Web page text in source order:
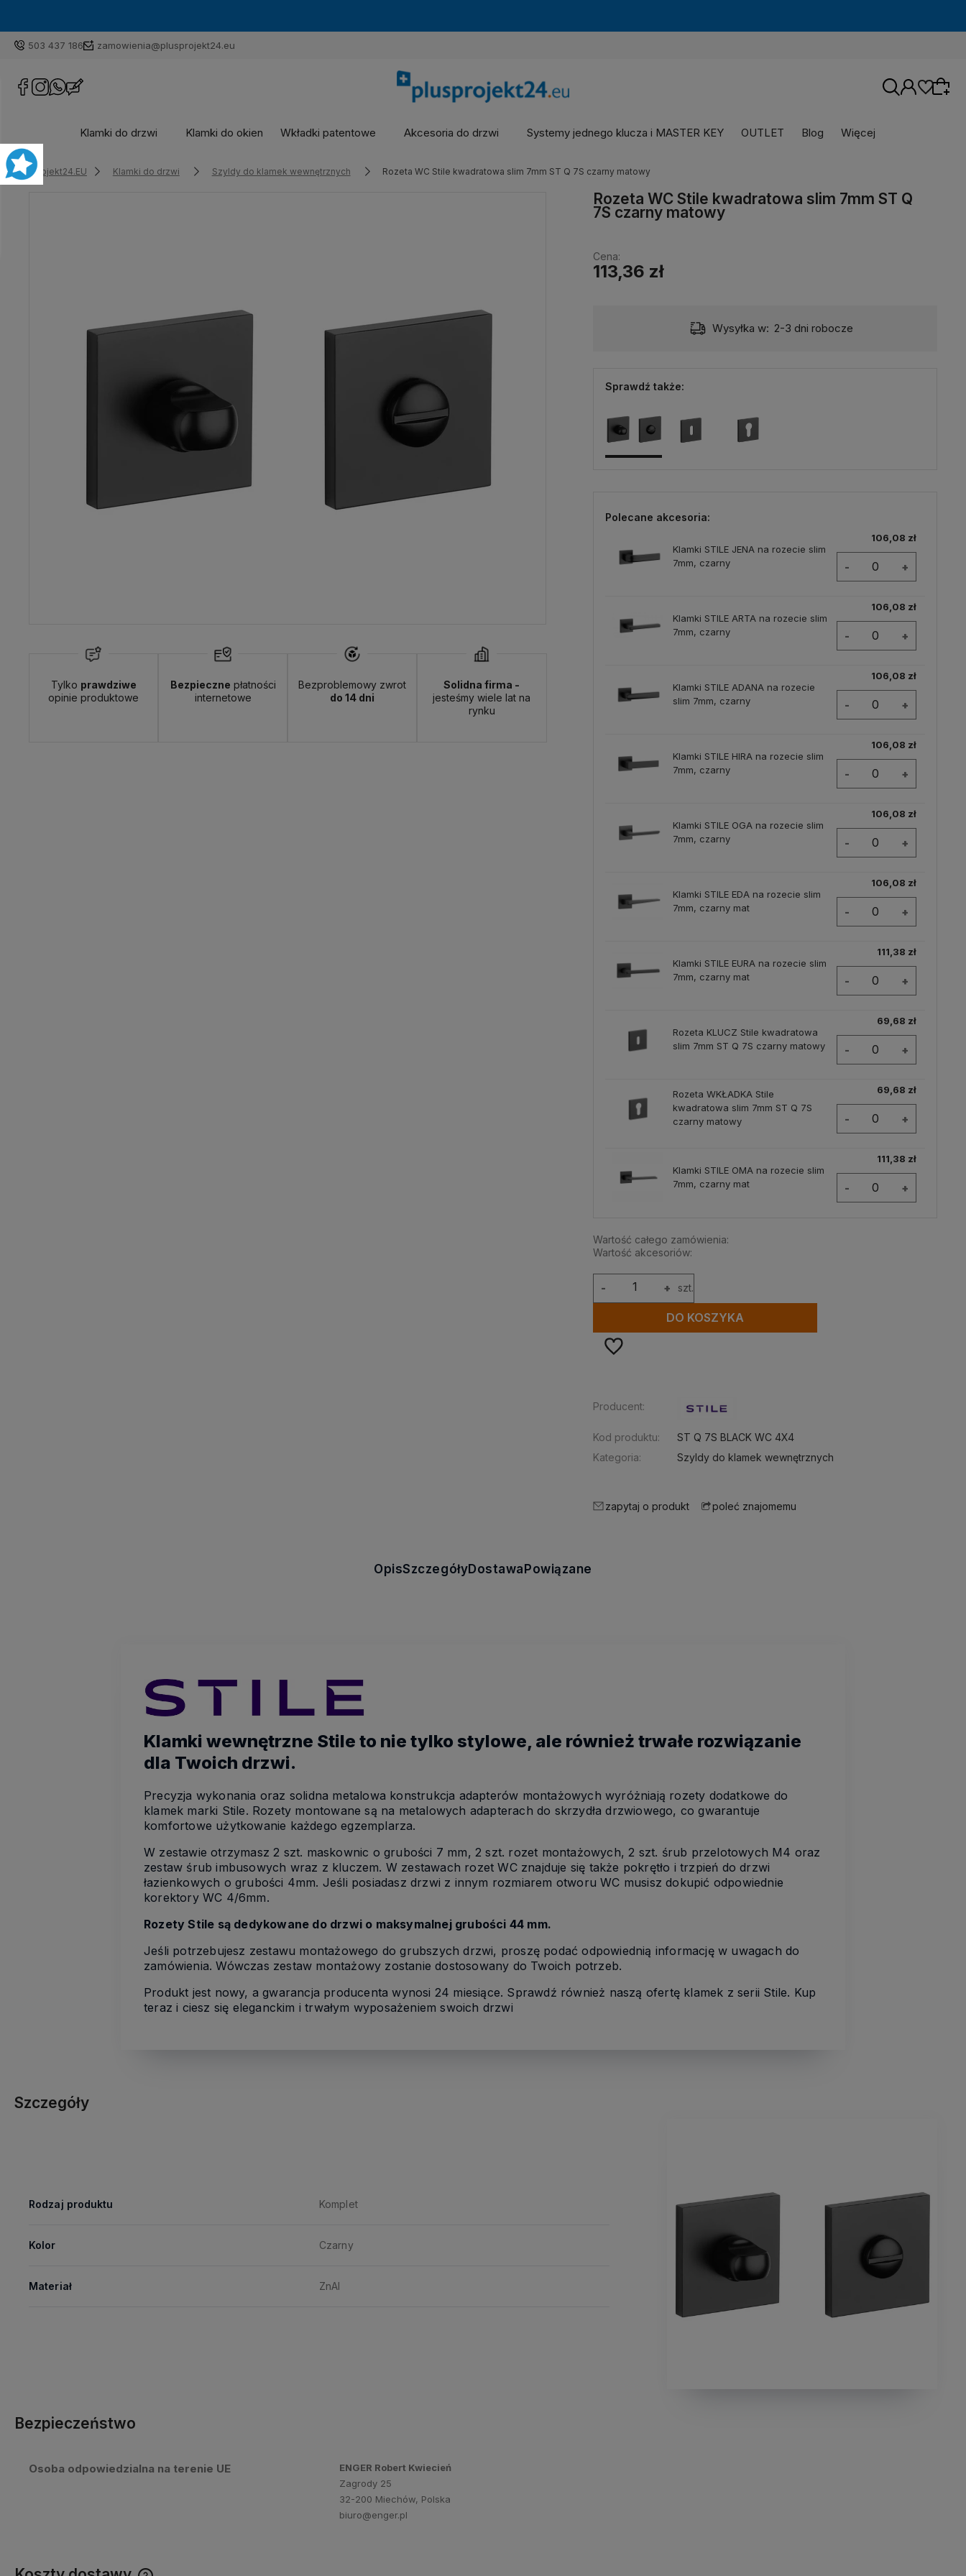
503 437 186 zamowienia@plusprojekt24.eu
Klamki do drzwi Klamki do okien Wkładki patentowe Akcesoria do drzwi Systemy jednego klucza i MASTER KEY OUTLET Blog Więcej
Plusprojekt24.EU Klamki do drzwi Szyldy do klamek wewnętrznych Rozeta WC Stile kwadratowa slim 7mm ST Q 7S czarny matowy
Tylko prawdziwe
opinie produktowe
Bezpieczne płatności
internetowe
Bezproblemowy zwrot
do 14 dni
Solidna firma -
jesteśmy wiele lat na
rynku
Rozeta WC Stile kwadratowa slim 7mm ST Q
7S czarny matowy
Cena:
113,36 zł
Dostępność: Duża ilość Wysyłka w: Dostawa: od 13,99 zł - Paczkomat InPost
Sprawdź także:
Polecane akcesoria:
Klamki STILE JENA na rozecie slim
7mm, czarny
106,08 zł
- +
Klamki STILE ARTA na rozecie slim
7mm, czarny
106,08 zł
- +
Klamki STILE ADANA na rozecie
slim 7mm, czarny
106,08 zł
- +
Klamki STILE HIRA na rozecie slim
7mm, czarny
106,08 zł
- +
Klamki STILE OGA na rozecie slim
7mm, czarny
106,08 zł
- +
Klamki STILE EDA na rozecie slim
7mm, czarny mat
106,08 zł
- +
Klamki STILE EURA na rozecie slim
7mm, czarny mat
111,38 zł
- +
Rozeta KLUCZ Stile kwadratowa
slim 7mm ST Q 7S czarny matowy
69,68 zł
- +
Rozeta WKŁADKA Stile
kwadratowa slim 7mm ST Q 7S
czarny matowy
69,68 zł
- +
Klamki STILE OMA na rozecie slim
7mm, czarny mat
111,38 zł
- +
Wartość całego zamówienia:
Wartość akcesoriów:
+
- szt.
DO KOSZYKA
Producent:
Kod produktu:
ST Q 7S BLACK WC 4X4
Kategoria:
Szyldy do klamek wewnętrznych
zapytaj o produkt poleć znajomemu
OpisSzczegółyDostawaPowiązane
Klamki wewnętrzne Stile to nie tylko stylowe, ale również trwałe rozwiązanie
dla Twoich drzwi.
Precyzja wykonania oraz solidna metalowa konstrukcja adapterów montażowych wyróżniają rozety dodatkowe do
klamek marki Stile. Rozety montowane są na metalowych adapterach do skrzydła drzwiowego, co gwarantuje
komfortowe użytkowanie każdego egzemplarza.
W zestawie otrzymasz 2 szt. maskownic o grubości 7 mm, 2 szt. rozet montażowych, 2 szt. śrub przelotowych M4 oraz
zestaw śrub imbusowych wraz z kluczem. W zestawach rozet WC znajduje się także pokrętło i trzpień do drzwi
łazienkowych o grubości 4mm. Jeśli posiadasz drzwi z innym rozmiarem otworu WC musisz dokupić odpowiednie
korektory WC 4/6mm.
Rozety Stile są dedykowane do drzwi o maksymalnej grubości 44 mm.
Jeśli potrzebujesz zestawu montażowego do grubszych drzwi, proszę podać odpowiednią informację w uwagach do
zamówienia. Wówczas zestaw montażowy zostanie dostosowany do Twoich potrzeb.
Produkt jest nowy, a gwarancja producenta wynosi 24 miesiące. Sprawdź również naszą ofertę klamek z serii Stile. Kup
teraz i ciesz się eleganckim i trwałym wyposażeniem swoich drzwi
Szczegóły
Rodzaj produktu Komplet
Kolor Czarny
Materiał ZnAl
Bezpieczeństwo
Osoba odpowiedzialna na terenie UE
ENGER Robert Kwiecień
Zagrody 25
32-200 Miechów, Polska
biuro@enger.pl